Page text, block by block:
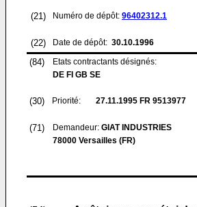
(21) Numéro de dépôt: 96402312.1
(22) Date de dépôt: 30.10.1996
(84)
Etats contractants désignés:
DE FI GB SE
(30) Priorité: 27.11.1995 FR 9513977
(71) Demandeur: GIAT INDUSTRIES
78000 Versailles (FR)